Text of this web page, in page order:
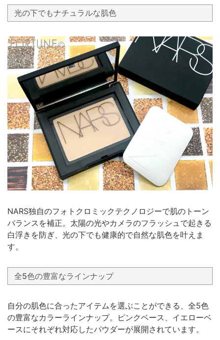
光の下でもナチュラルな肌色
NARS独自のフォトクロミックテクノロジーで肌のトーン
バランスを補正。太陽の光やカメラのフラッシュで起きる
白浮きを防ぎ、光の下でも健康的で自然な肌色を叶えま
す。
全5色の豊富なラインナップ
自分の肌色に合ったアイテムを選ぶことができる、全5色
の豊富なカラーラインナップ。ピンクベース、イエローベ
ースにそれぞれ対応したパウダーが展開されています。